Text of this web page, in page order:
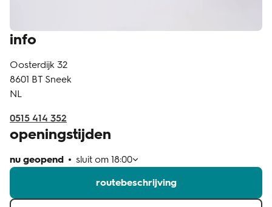
info
Oosterdijk 32
8601 BT Sneek
NL
0515 414 352
openingstijden
nu geopend sluit om 18:00
routebeschrijving